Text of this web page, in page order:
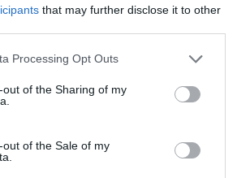
that may further disclose it to other
Processing Opt Outs
out of the Sharing of my
out of the Sale of my
med romsåsen, kokt potatis